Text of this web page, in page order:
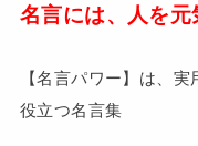
名言には、人を
【名言パワー】は、
役立つ名言集